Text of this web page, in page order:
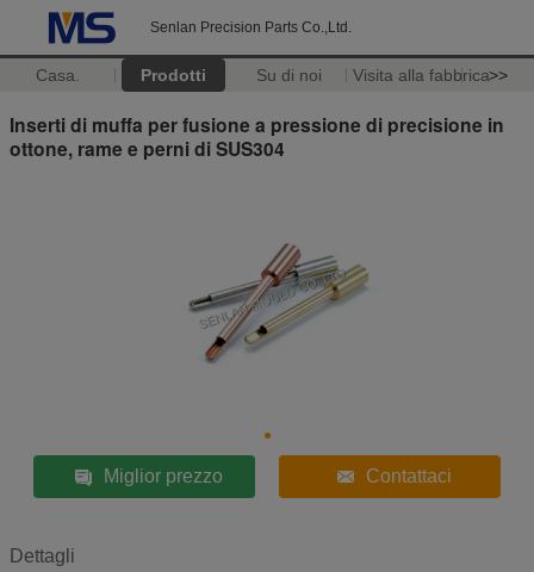
Senlan Precision Parts Co.,Ltd.
Casa. Prodotti Su di noi Visita alla fabbrica>>
Inserti di muffa per fusione a pressione di precisione in
ottone, rame e perni di SUS304
Miglior prezzo Contattaci
Dettagli